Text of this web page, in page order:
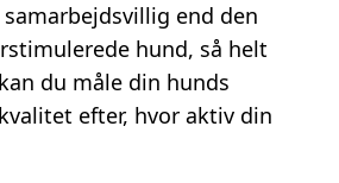
end den
hund, så helt
du måle din hunds
efter, hvor aktiv din